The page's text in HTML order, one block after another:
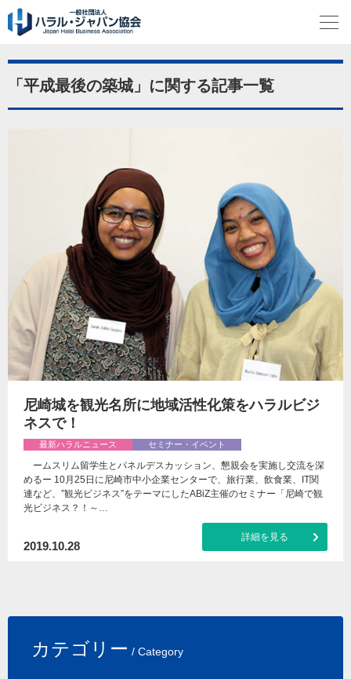
「平成最後の築城」に関する記事一覧
尼崎城を観光名所に地域活性化策をハラルビジ
ネスで！
最新ハラルニュース セミナー・イベント
ームスリム留学生とパネルデスカッション、懇親会を実施し交流を深
めるー 10月25日に尼崎市中小企業センターで、旅行業、飲食業、IT関
連など、”観光ビジネス”をテーマにしたABiZ主催のセミナー「尼崎で観
光ビジネス？！～…
2019.10.28
詳細を見る
カテゴリー / Category